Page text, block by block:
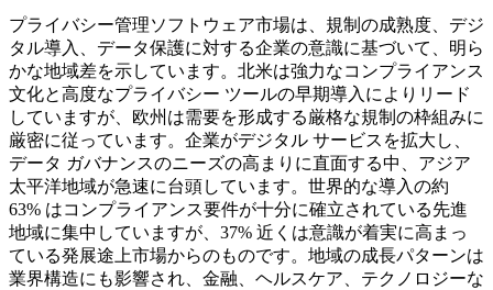
プライバシー管理ソフトウェア市場は、規制の成熟度、デジ
タル導入、データ保護に対する企業の意識に基づいて、明ら
かな地域差を示しています。北米は強力なコンプライアンス
文化と高度なプライバシー ツールの早期導入によりリード
していますが、欧州は需要を形成する厳格な規制の枠組みに
厳密に従っています。企業がデジタル サービスを拡大し、
データ ガバナンスのニーズの高まりに直面する中、アジア
太平洋地域が急速に台頭しています。世界的な導入の約
63% はコンプライアンス要件が十分に確立されている先進
地域に集中していますが、37% 近くは意識が着実に高まっ
ている発展途上市場からのものです。地域の成長パターンは
業界構造にも影響され、金融、ヘルスケア、テクノロジーな